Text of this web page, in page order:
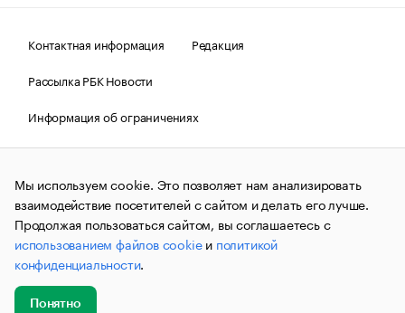
Контактная информация
Редакция
Рассылка РБК Новости
Информация об ограничениях
Правовая информация
О соблюдении авторских прав
© АО «РОСБИЗНЕСКОНСАЛТИНГ»,1995–2026.Сообщения
и материалы информационного агентства «РБК»
(зарегистрировано Федеральной службой по надзору в сфере
связи, информационных технологий и массовых
коммуникаций (Роскомнадзор) 09.12.2015 за номером ИА
№ФС77-63848) сопровождаются пометкой «РБК». Отдельные
публикации могут содержать информацию,
не предназначенную для пользователей
до 18 лет.
Мы используем cookie. Это позволяет нам анализировать
взаимодействие посетителей с сайтом и делать его лучше.
Продолжая пользоваться сайтом, вы соглашаетесь с
использованием файлов cookieи политикой
конфиденциальности.
Понятно